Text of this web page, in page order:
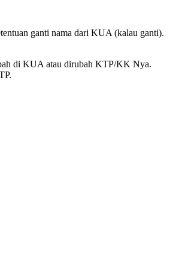
ganti nama dari KUA (kalau ganti).
di KUA atau dirubah KTP/KK Nya.